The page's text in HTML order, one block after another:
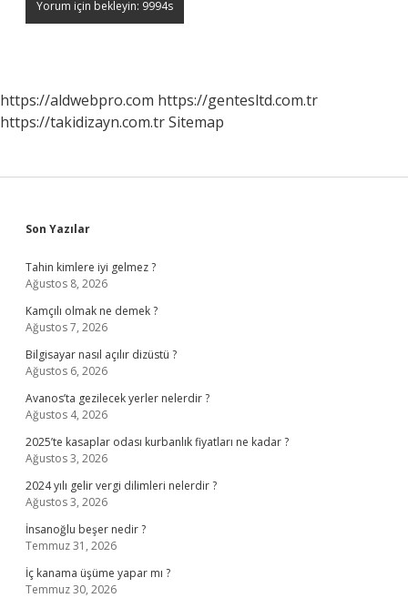
https://aldwebpro.com https://gentesltd.com.tr
https://takidizayn.com.trSitemap
Sidebar
Son Yazılar
Tahin kimlere iyi gelmez ?
Ağustos 8, 2026
Kamçılı olmak ne demek ?
Ağustos 7, 2026
Bilgisayar nasıl açılır dizüstü ?
Ağustos 6, 2026
Avanos’ta gezilecek yerler nelerdir ?
Ağustos 4, 2026
2025’te kasaplar odası kurbanlık fiyatları ne kadar ?
Ağustos 3, 2026
2024 yılı gelir vergi dilimleri nelerdir ?
Ağustos 3, 2026
İnsanoğlu beşer nedir ?
Temmuz 31, 2026
İç kanama üşüme yapar mı ?
Temmuz 30, 2026